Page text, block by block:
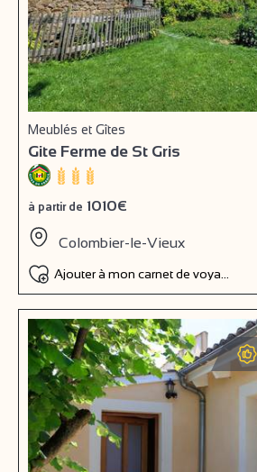
Meublés et Gîtes
Gite Ferme de St Gris
à partir de 1010€
Colombier-le-Vieux
Ajouter à mon carnet de voyage